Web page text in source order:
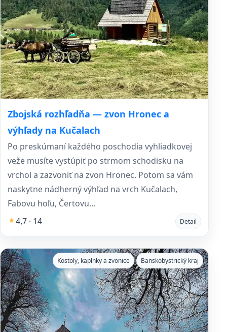
Zbojská rozhľadňa — zvon Hronec a
výhľady na Kučalach
Po preskúmaní každého poschodia vyhliadkovej
veže musíte vystúpiť po strmom schodisku na
vrchol a zazvoniť na zvon Hronec. Potom sa vám
naskytne nádherný výhľad na vrch Kučalach,
Fabovu hoľu, Čertovu...
4,7 · 14
Detail
Kostoly, kaplnky a zvonice Banskobystrický kraj